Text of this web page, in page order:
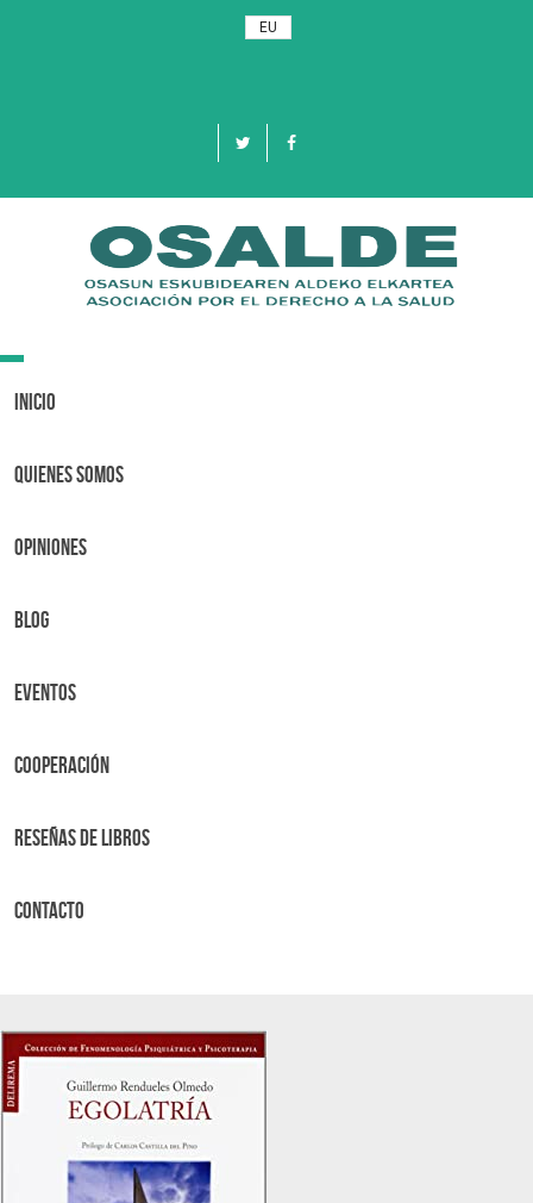
EU
Toggle
Inicio
Quienes Somos
OPINIONES
BLOG
Eventos
Cooperación
Reseñas de libros
Contacto